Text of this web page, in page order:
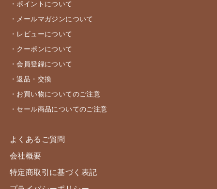
・ポイントについて
・メールマガジンについて
・レビューについて
・クーポンについて
・会員登録について
・返品・交換
・お買い物についてのご注意
・セール商品についてのご注意
よくあるご質問
会社概要
特定商取引に基づく表記